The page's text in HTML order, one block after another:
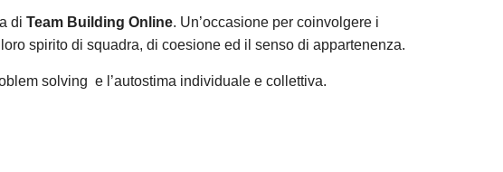
di Team Building Online. Un’occasione per coinvolgere i
spirito di squadra, di coesione ed il senso di appartenenza.
solving e l’autostima individuale e collettiva.